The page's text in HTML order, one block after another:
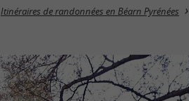
Itinéraires de randonnées en Béarn Pyrénées